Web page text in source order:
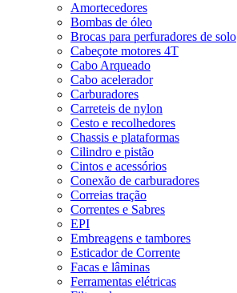
Amortecedores
Bombas de óleo
Brocas para perfuradores de solo
Cabeçote motores 4T
Cabo Arqueado
Cabo acelerador
Carburadores
Carreteis de nylon
Cesto e recolhedores
Chassis e plataformas
Cilindro e pistão
Cintos e acessórios
Conexão de carburadores
Correias tração
Correntes e Sabres
EPI
Embreagens e tambores
Esticador de Corrente
Facas e lâminas
Ferramentas elétricas